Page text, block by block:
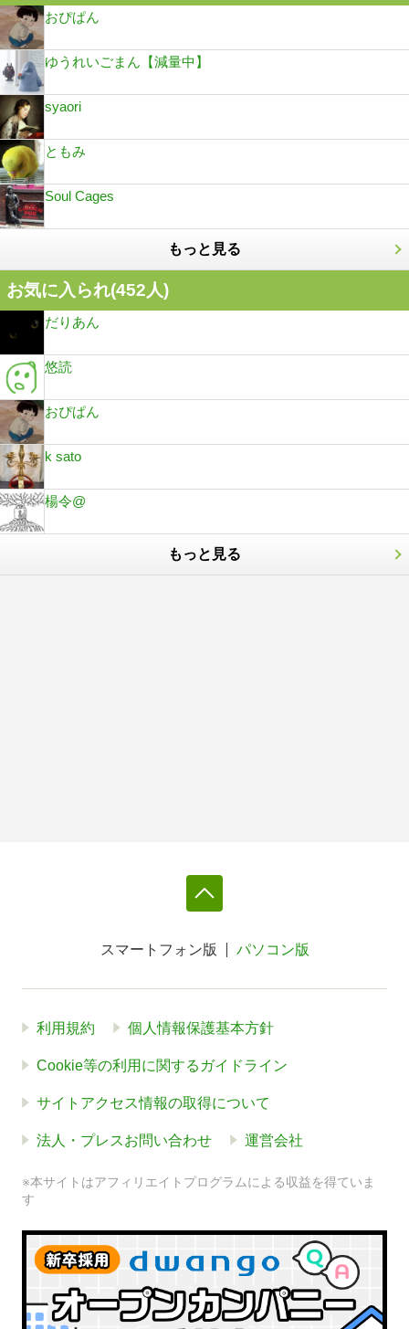
おぴぱん
ゆうれいごまん【減量中】
syaori
ともみ
Soul Cages
もっと見る
お気に入られ(452人)
だりあん
悠読
おぴぱん
k sato
楊令@
もっと見る
スマートフォン版 パソコン版
利用規約 個人情報保護基本方針
Cookie等の利用に関するガイドライン
サイトアクセス情報の取得について
法人・プレスお問い合わせ 運営会社
※本サイトはアフィリエイトプログラムによる収益を得ていま
す